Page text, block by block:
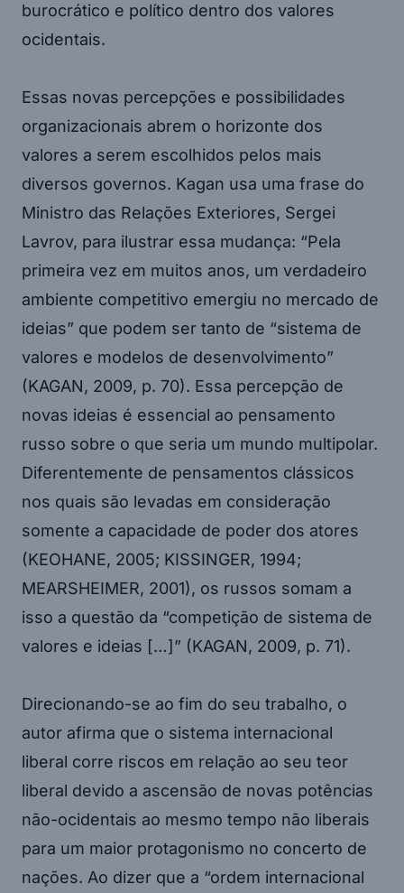
burocrático e político dentro dos valores
ocidentais.
Essas novas percepções e possibilidades
organizacionais abrem o horizonte dos
valores a serem escolhidos pelos mais
diversos governos. Kagan usa uma frase do
Ministro das Relações Exteriores, Sergei
Lavrov, para ilustrar essa mudança: “Pela
primeira vez em muitos anos, um verdadeiro
ambiente competitivo emergiu no mercado de
ideias” que podem ser tanto de “sistema de
valores e modelos de desenvolvimento”
(KAGAN, 2009, p. 70). Essa percepção de
novas ideias é essencial ao pensamento
russo sobre o que seria um mundo multipolar.
Diferentemente de pensamentos clássicos
nos quais são levadas em consideração
somente a capacidade de poder dos atores
(KEOHANE, 2005; KISSINGER, 1994;
MEARSHEIMER, 2001), os russos somam a
isso a questão da “competição de sistema de
valores e ideias […]” (KAGAN, 2009, p. 71).
Direcionando-se ao fim do seu trabalho, o
autor afirma que o sistema internacional
liberal corre riscos em relação ao seu teor
liberal devido a ascensão de novas potências
não-ocidentais ao mesmo tempo não liberais
para um maior protagonismo no concerto de
nações. Ao dizer que a “ordem internacional